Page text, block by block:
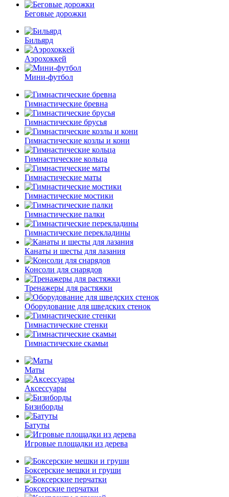
Беговые дорожки
Бильярд
Аэрохоккей
Мини-футбол
Гимнастические бревна
Гимнастические брусья
Гимнастические козлы и кони
Гимнастические кольца
Гимнастические маты
Гимнастические мостики
Гимнастические палки
Гимнастические перекладины
Канаты и шесты для лазания
Консоли для снарядов
Тренажеры для растяжки
Оборудование для шведских стенок
Гимнастические стенки
Гимнастические скамьи
Маты
Аксессуары
Бизиборды
Батуты
Игровые площадки из дерева
Боксерские мешки и груши
Боксерские перчатки